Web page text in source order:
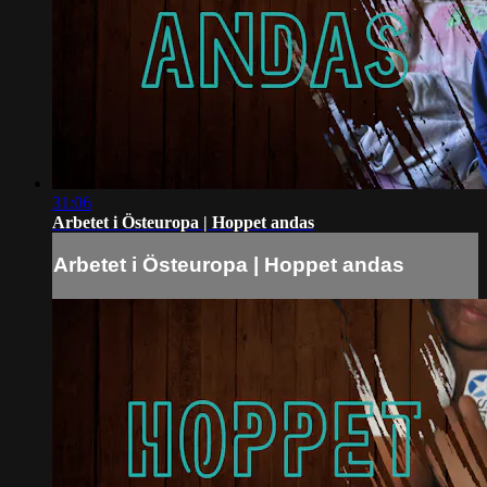
31:06
Arbetet i Östeuropa | Hoppet andas
Arbetet i Östeuropa | Hoppet andas